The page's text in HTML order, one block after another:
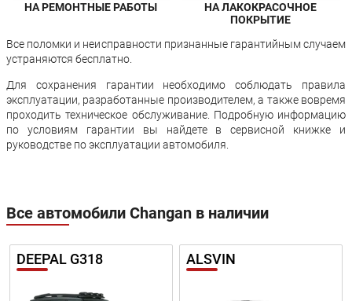
НА РЕМОНТНЫЕ РАБОТЫ
НА ЛАКОКРАСОЧНОЕ
ПОКРЫТИЕ
Все поломки и неисправности признанные гарантийным случаем
устраняются бесплатно.
Для сохранения гарантии необходимо соблюдать правила
эксплуатации, разработанные производителем, а также вовремя
проходить техническое обслуживание. Подробную информацию
по условиям гарантии вы найдете в сервисной книжке и
руководстве по эксплуатации автомобиля.
Все автомобили Changan в наличии
DEEPAL G318 ALSVIN